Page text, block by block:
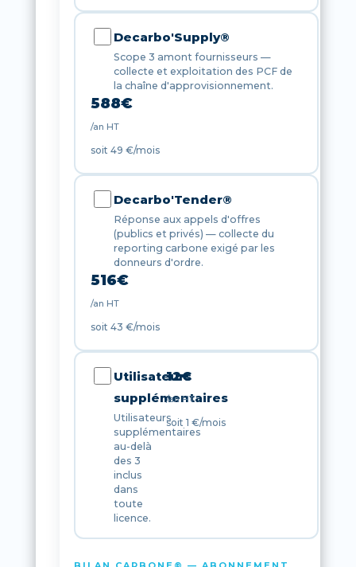
Decarbo'Supply®
Scope 3 amont fournisseurs —
collecte et exploitation des PCF de
la chaîne d'approvisionnement.
588€
/an HT
soit 49 €/mois
Decarbo'Tender®
Réponse aux appels d'offres
(publics et privés) — collecte du
reporting carbone exigé par les
donneurs d'ordre.
516€
/an HT
soit 43 €/mois
Utilisateurs
supplémentaires
Utilisateurs
supplémentaires
au-delà
des 3
inclus
dans
toute
licence.
12€
/an HT
soit 1 €/mois